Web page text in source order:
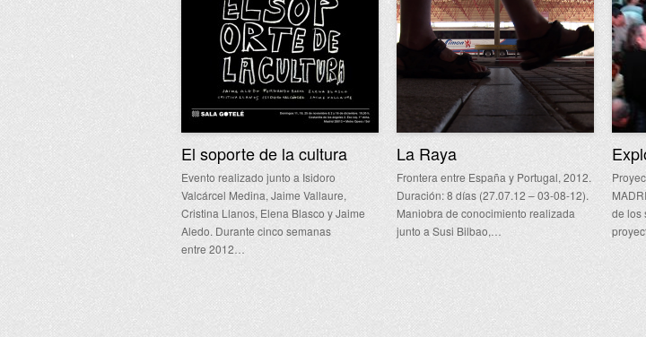
El soporte de la cultura
Evento realizado junto a Isidoro
Valcárcel Medina, Jaime Vallaure,
Cristina Llanos, Elena Blasco y Jaime
Aledo. Durante cinco semanas
entre 2012…
La Raya
Frontera entre España y Portugal, 2012.
Duración: 8 días (27.07.12 – 03-08-12).
Maniobra de conocimiento realizada
junto a Susi Bilbao,…
de los